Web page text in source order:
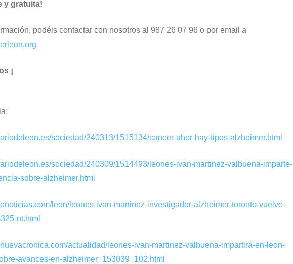
y gratuita!
podéis contactar con nosotros al 987 26 07 96 o por email a
¡
sociedad/240313/1515134/cancer-ahor-hay-tipos-alzheimer.html
sociedad/240309/1514493/leones-ivan-martinez-valbuena-imparte-
sobre-alzheimer.html
leon/leones-ivan-martinez-investigador-alzheimer-toronto-vuelve-
nt.html
actualidad/leones-ivan-martinez-valbuena-impartira-en-leon-
avances-en-alzheimer_153039_102.html